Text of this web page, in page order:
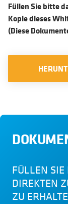
Füllen Sie bitte
Kopie dieses
(Diese
FÜLLEN
DIREKTEN
ZU